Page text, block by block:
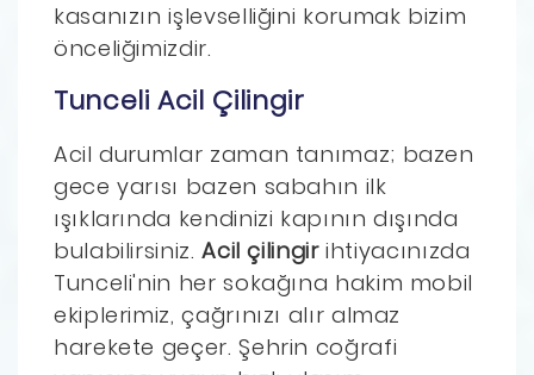
kasanızın işlevselliğini korumak bizim
önceliğimizdir.
Tunceli Acil Çilingir
Acil durumlar zaman tanımaz; bazen
gece yarısı bazen sabahın ilk
ışıklarında kendinizi kapının dışında
bulabilirsiniz.Acil çilingirihtiyacınızda
Tunceli'nin her sokağına hakim mobil
ekiplerimiz, çağrınızı alır almaz
harekete geçer. Şehrin coğrafi